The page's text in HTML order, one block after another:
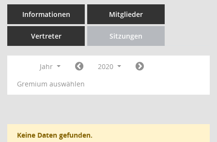
Informationen Mitglieder
Vertreter Sitzungen
Jahr
2020
Gremium auswählen
Keine Daten gefunden.